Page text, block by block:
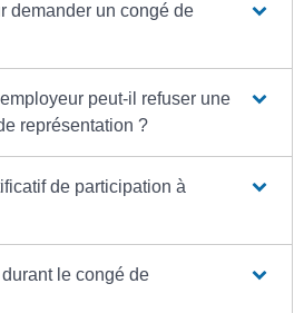
demander un congé de
peut-il refuser une
représentation ?
de participation à
le congé de